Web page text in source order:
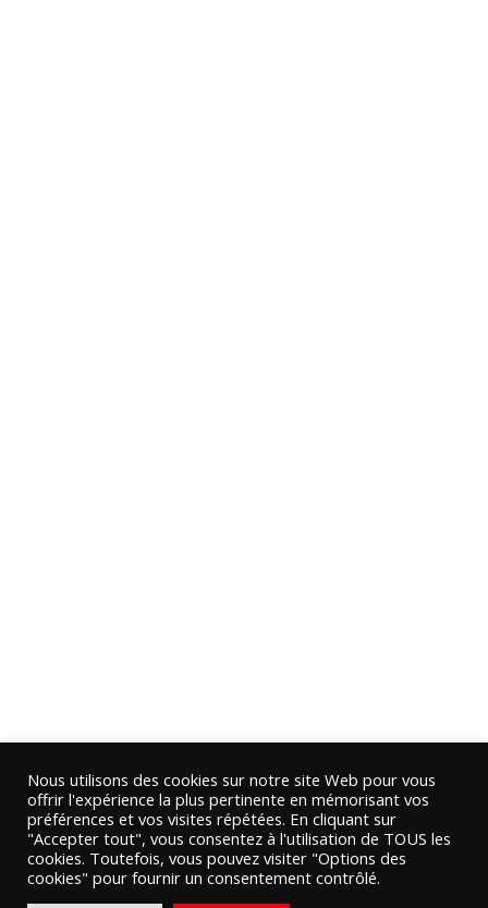
Nous utilisons des cookies sur notre site Web pour vous
offrir l'expérience la plus pertinente en mémorisant vos
préférences et vos visites répétées. En cliquant sur
"Accepter tout", vous consentez à l'utilisation de TOUS les
cookies. Toutefois, vous pouvez visiter "Options des
cookies" pour fournir un consentement contrôlé.